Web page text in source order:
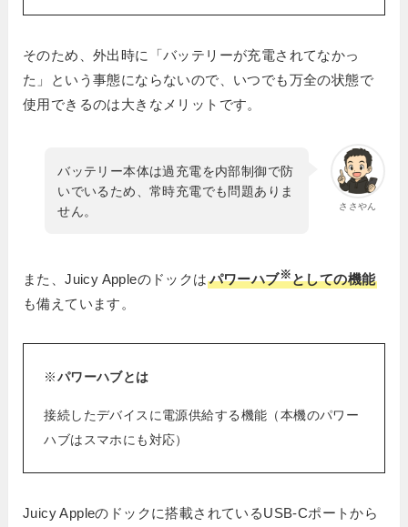
そのため、外出時に「バッテリーが充電されてなかっ
た」という事態にならないので、いつでも万全の状態で
使用できるのは大きなメリットです。
ささやん
バッテリー本体は過充電を内部制御で防
いでいるため、常時充電でも問題ありま
せん。
また、Juicy Appleのドックは パワーハブ※としての機能
も備えています。
※ パワーハブとは
接続したデバイスに電源供給する機能（本機のパワー
ハブはスマホにも対応）
Juicy Appleのドックに搭載されているUSB-Cポートから